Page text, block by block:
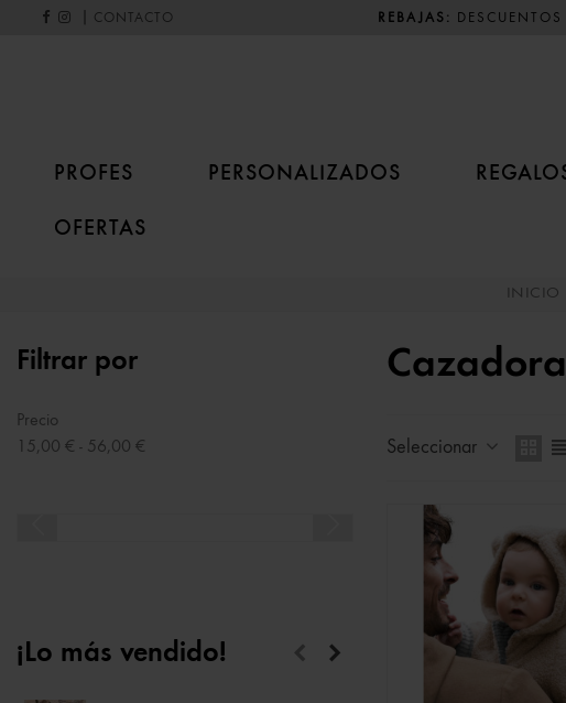
CONTACTO REBAJAS:
PROFES PERSONALIZADOS
OFERTAS
INICIO
Filtrar por
Precio
15,00 € - 56,00 €
¡Lo más vendido!
Seleccionar